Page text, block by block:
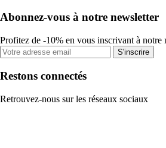
Abonnez-vous à notre newsletter
Profitez de -10% en vous inscrivant à notre
S'inscrire
Restons connectés
Retrouvez-nous sur les réseaux sociaux